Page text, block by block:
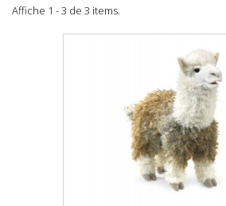
Affiche 1 - 3 de 3 items.